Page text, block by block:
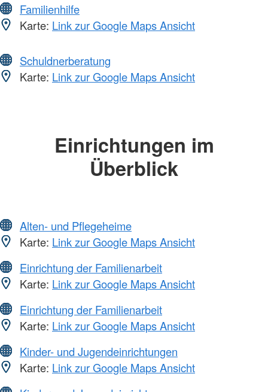
Familienhilfe
Karte: Link zur Google Maps Ansicht
Schuldnerberatung
Karte: Link zur Google Maps Ansicht
Einrichtungen im
Überblick
Alten- und Pflegeheime
Karte: Link zur Google Maps Ansicht
Einrichtung der Familienarbeit
Karte: Link zur Google Maps Ansicht
Einrichtung der Familienarbeit
Karte: Link zur Google Maps Ansicht
Kinder- und Jugendeinrichtungen
Karte: Link zur Google Maps Ansicht